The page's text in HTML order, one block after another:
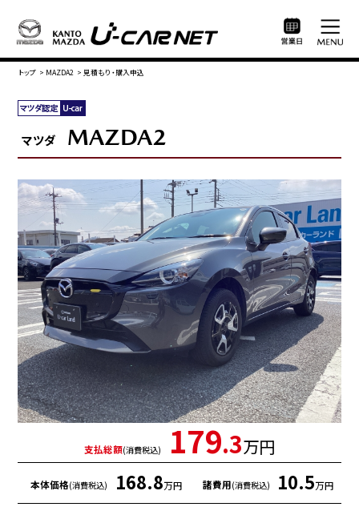
トップ > MAZDA2 > 見積もり・購入申込
マツダ MAZDA2
支払総額(消費税込) 179.3万円
本体価格(消費税込) 168.8万円 諸費用(消費税込) 10.5万円